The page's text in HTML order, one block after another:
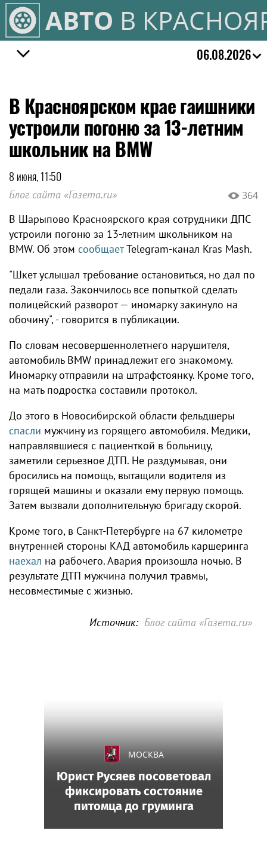
АВТО В
06.08.2026
В Красноярском крае гаишники
устроили погоню за 13-летним
школьник на BMW
8 июня, 11:50
Блог сайта «Газета.ru» 364
В Шарыпово Красноярского края сотрудники ДПС
устроили погоню за 13-летним школьником на
BMW. Об этом сообщаетTelegram-канал Kras Mash.
"Шкет услышал требование остановиться, но дал по
педали газа. Закончилось все попыткой сделать
полицейский разворот — иномарку закинуло на
обочину", - говорится в публикации.
По словам несовершеннолетнего нарушителя,
автомобиль BMW принадлежит его знакомому.
Иномарку отправили на штрафстоянку. Кроме того,
на мать подростка составили протокол.
До этого в Новосибирской области фельдшеры
спасли мужчину из горящего автомобиля. Медики,
направлявшиеся с пациенткой в больницу,
заметили серьезное ДТП. Не раздумывая, они
бросились на помощь, вытащили водителя из
горящей машины и оказали ему первую помощь.
Затем вызвали дополнительную бригаду скорой.
Кроме того, в Санкт-Петербурге на 67 километре
внутренней стороны КАД автомобиль каршеринга
наехал на рабочего. Авария произошла ночью. В
результате ДТП мужчина получил травмы,
несовместимые с жизнью.
Источник: Блог сайта «Газета.ru»
МОСКВА
Юрист Русяев посоветовал
фиксировать состояние
питомца до груминга